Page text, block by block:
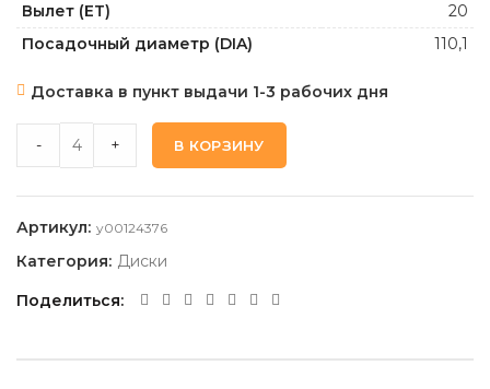
Вылет (ET)
20
Посадочный диаметр (DIA)
110,1
Доставка в пункт выдачи 1-3 рабочих дня
- + В КОРЗИНУ
Артикул: y00124376
Категория: Диски
Поделиться